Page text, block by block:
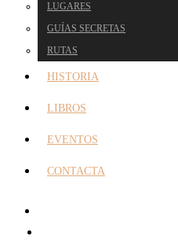
LUGARES
GUÍAS SECRETAS
RUTAS
HISTORIA
LIBROS
EVENTOS
CONTACTA